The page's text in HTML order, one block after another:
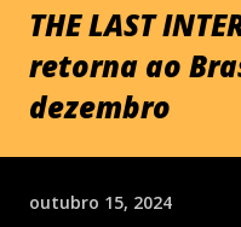
THE LAST
retorna ao
dezembro
outubro 15, 2024